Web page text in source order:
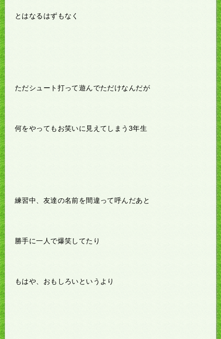
とはなるはずもなく
ただシュート打って遊んでただけなんだが
何をやってもお笑いに見えてしまう3年生
練習中、友達の名前を間違って呼んだあと
勝手に一人で爆笑してたり
もはや、おもしろいというより